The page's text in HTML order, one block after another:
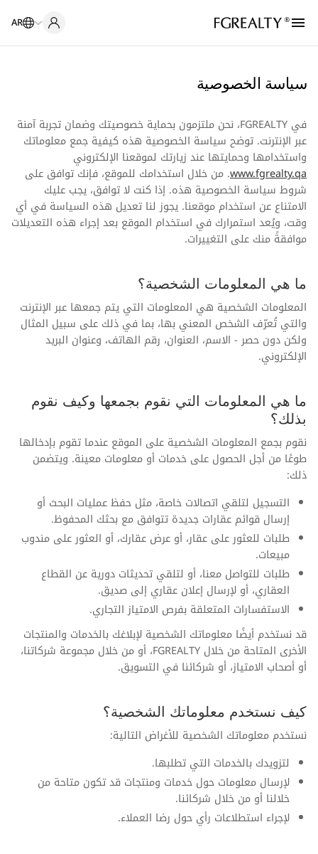
AR
سياسة الخصوصية
في FGREALTY، نحن ملتزمون بحماية خصوصيتك وضمان تجربة آمنة
عبر الإنترنت. توضح سياسة الخصوصية هذه كيفية جمع معلوماتك
واستخدامها وحمايتها عند زيارتك لموقعنا الإلكتروني
www.fgrealty.qa. من خلال استخدامك للموقع، فإنك توافق على
شروط سياسة الخصوصية هذه. إذا كنت لا توافق، يجب عليك
الامتناع عن استخدام موقعنا. يجوز لنا تعديل هذه السياسة في أي
وقت، ويُعد استمرارك في استخدام الموقع بعد إجراء هذه التعديلات
موافقةً منك على التغييرات.
ما هي المعلومات الشخصية؟
المعلومات الشخصية هي المعلومات التي يتم جمعها عبر الإنترنت
والتي تُعرّف الشخص المعني بها، بما في ذلك على سبيل المثال
ولكن دون حصر - الاسم، العنوان، رقم الهاتف، وعنوان البريد
الإلكتروني.
ما هي المعلومات التي نقوم بجمعها وكيف نقوم
بذلك؟
نقوم بجمع المعلومات الشخصية على الموقع عندما تقوم بإدخالها
طوعًا من أجل الحصول على خدمات أو معلومات معينة. ويتضمن
ذلك:
التسجيل لتلقي اتصالات خاصة، مثل حفظ عمليات البحث أو
إرسال قوائم عقارات جديدة تتوافق مع بحثك المحفوظ.
طلبات للعثور على عقار، أو عرض عقارك، أو العثور على مندوب
مبيعات.
طلبات للتواصل معنا، أو لتلقي تحديثات دورية عن القطاع
العقاري، أو لإرسال إعلان عقاري إلى صديق.
الاستفسارات المتعلقة بفرص الامتياز التجاري.
قد نستخدم أيضًا معلوماتك الشخصية لإبلاغك بالخدمات والمنتجات
الأخرى المتاحة من خلال FGREALTY، أو من خلال مجموعة شركاتنا،
أو أصحاب الامتياز، أو شركائنا في التسويق.
كيف نستخدم معلوماتك الشخصية؟
نستخدم معلوماتك الشخصية للأغراض التالية:
لتزويدك بالخدمات التي تطلبها.
لإرسال معلومات حول خدمات ومنتجات قد تكون متاحة من
خلالنا أو من خلال شركائنا.
لإجراء استطلاعات رأي حول رضا العملاء.